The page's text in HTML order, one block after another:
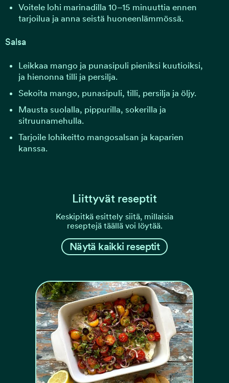
Voitele lohi marinadilla 10–15 minuuttia ennen
tarjoilua ja anna seistä huoneenlämmössä.
Salsa
Leikkaa mango ja punasipuli pieniksi kuutioiksi,
ja hienonna tilli ja persilja.
Sekoita mango, punasipuli, tilli, persilja ja öljy.
Mausta suolalla, pippurilla, sokerilla ja
sitruunamehulla.
Tarjoile lohikeitto mangosalsan ja kaparien
kanssa.
Liittyvät reseptit
Keskipitkä esittely siitä, millaisia
reseptejä täällä voi löytää.
Näytä kaikki reseptit